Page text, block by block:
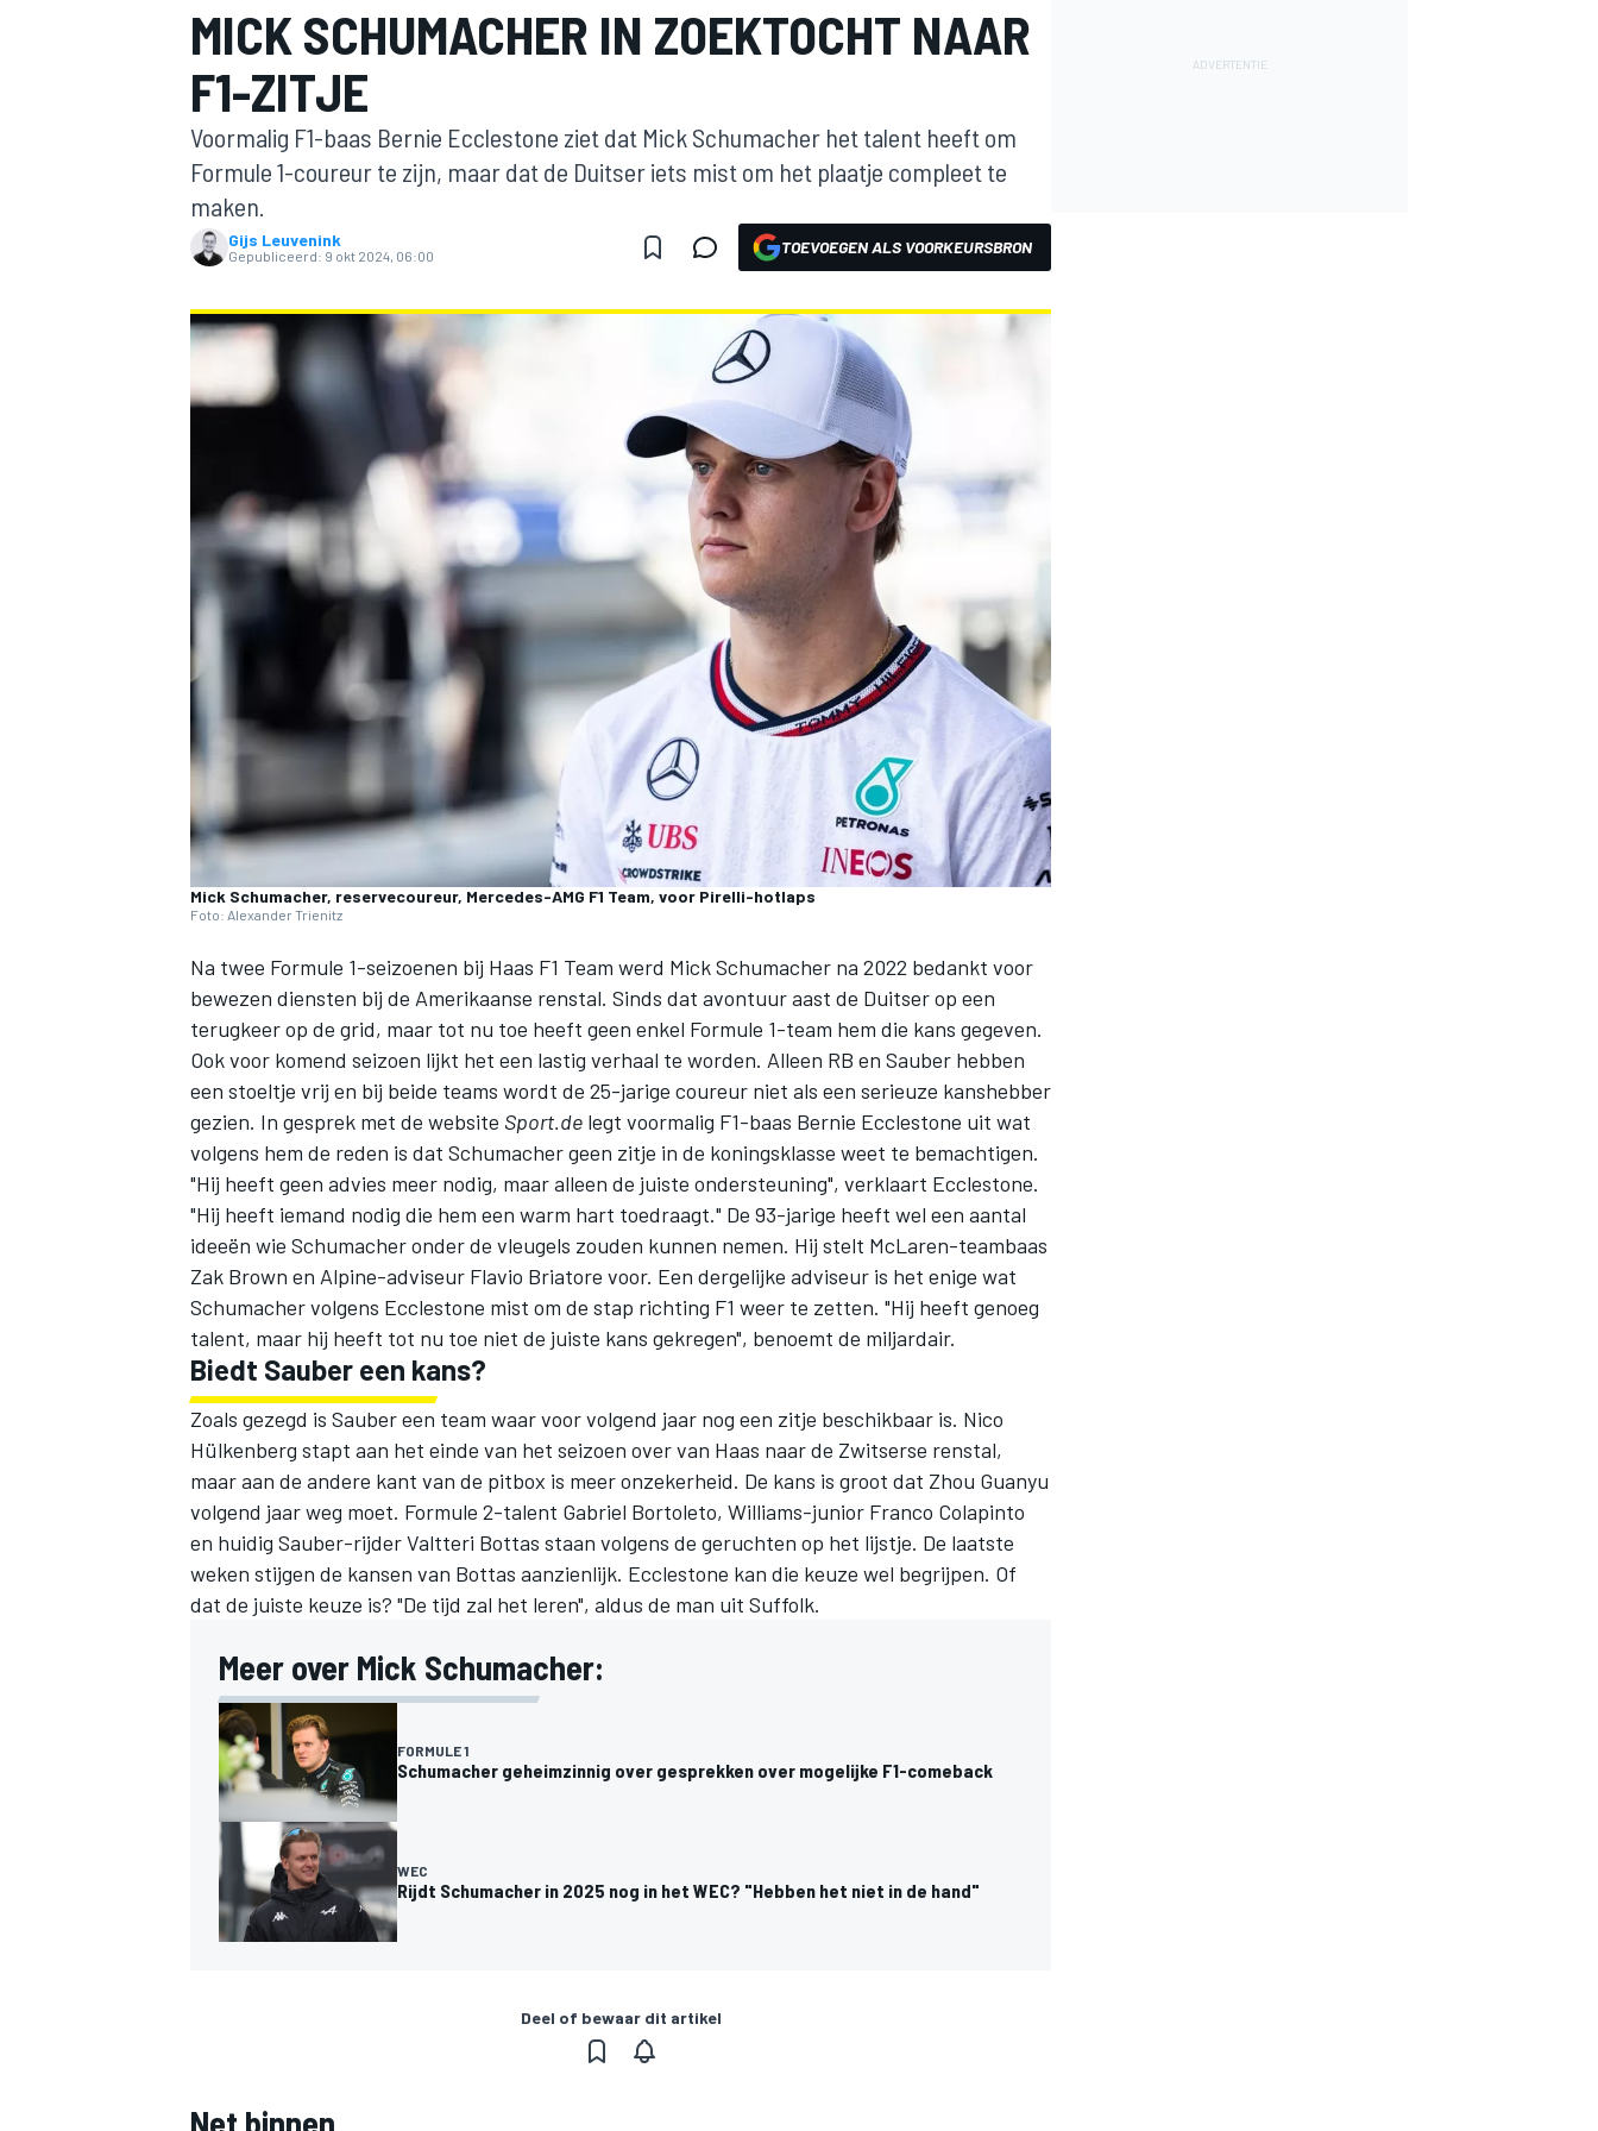
MOTOGP
MICK SCHUMACHER IN ZOEKTOCHT NAAR
F1-ZITJE
Voormalig F1-baas Bernie Ecclestone ziet dat Mick Schumacher het talent heeft om
Formule 1-coureur te zijn, maar dat de Duitser iets mist om het plaatje compleet te
maken.
Gijs Leuvenink
Gepubliceerd: 9 okt 2024, 06:00 TOEVOEGEN ALS VOORKEURSBRON
Mick Schumacher, reservecoureur, Mercedes-AMG F1 Team, voor Pirelli-hotlaps
Foto: Alexander Trienitz
Na twee Formule 1-seizoenen bij Haas F1 Team werd Mick Schumacher na 2022 bedankt voor
bewezen diensten bij de Amerikaanse renstal. Sinds dat avontuur aast de Duitser op een
terugkeer op de grid, maar tot nu toe heeft geen enkel Formule 1-team hem die kans gegeven.
Ook voor komend seizoen lijkt het een lastig verhaal te worden. Alleen RB en Sauber hebben
een stoeltje vrij en bij beide teams wordt de 25-jarige coureur niet als een serieuze kanshebber
gezien. In gesprek met de website Sport.de legt voormalig F1-baas Bernie Ecclestone uit wat
volgens hem de reden is dat Schumacher geen zitje in de koningsklasse weet te bemachtigen.
"Hij heeft geen advies meer nodig, maar alleen de juiste ondersteuning", verklaart Ecclestone.
"Hij heeft iemand nodig die hem een warm hart toedraagt." De 93-jarige heeft wel een aantal
ideeën wie Schumacher onder de vleugels zouden kunnen nemen. Hij stelt McLaren-teambaas
Zak Brown en Alpine-adviseur Flavio Briatore voor. Een dergelijke adviseur is het enige wat
Schumacher volgens Ecclestone mist om de stap richting F1 weer te zetten. "Hij heeft genoeg
talent, maar hij heeft tot nu toe niet de juiste kans gekregen", benoemt de miljardair.
Biedt Sauber een kans?
Zoals gezegd is Sauber een team waar voor volgend jaar nog een zitje beschikbaar is. Nico
Hülkenberg stapt aan het einde van het seizoen over van Haas naar de Zwitserse renstal,
maar aan de andere kant van de pitbox is meer onzekerheid. De kans is groot dat Zhou Guanyu
volgend jaar weg moet. Formule 2-talent Gabriel Bortoleto, Williams-junior Franco Colapinto
en huidig Sauber-rijderValtteri Bottas staan volgens de geruchten op het lijstje. De laatste
weken stijgen de kansen van Bottas aanzienlijk. Ecclestone kan die keuze wel begrijpen. Of
dat de juiste keuze is? "De tijd zal het leren", aldus de man uit Suffolk.
Meer over Mick Schumacher:
FORMULE 1
Schumacher geheimzinnig over gesprekken over mogelijke F1-comeback
WEC
Rijdt Schumacher in 2025 nog in het WEC? "Hebben het niet in de hand"
Deel of bewaar dit artikel
Net binnen